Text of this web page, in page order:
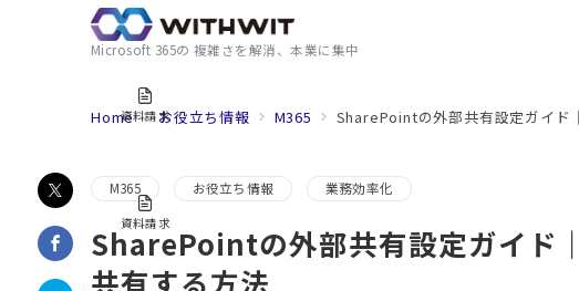
Microsoft 365の 複雑さを解消、本業に集中
資料請求
資料請求
Home お役立ち情報 M365 SharePointの外部共有設定ガイド
M365 お役立ち情報 業務効率化
SharePointの外部共有設定ガイド
共有する方法